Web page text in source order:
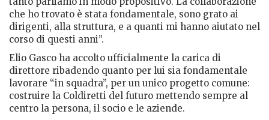
che ho trovato è stata fondamentale, sono grato ai
dirigenti, alla struttura, e a quanti mi hanno aiutato nel
corso di questi anni”.
Elio Gasco ha accolto ufficialmente la carica di
direttore ribadendo quanto per lui sia fondamentale
lavorare “in squadra”, per un unico progetto comune:
costruire la Coldiretti del futuro mettendo sempre al
centro la persona, il socio e le aziende.